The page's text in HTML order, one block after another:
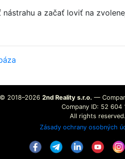
a začať loviť na
© 2018–2026 2nd Reality s.r.o. —
Company ID: 52 604
All rights reserved.
Zásady ochrany osobných